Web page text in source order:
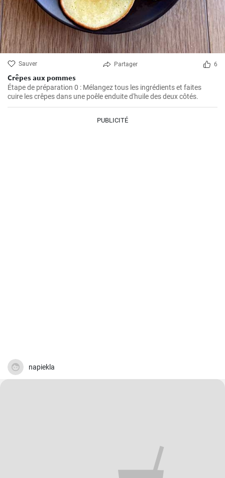
Sauver Partager 6
Crêpes aux pommes
Étape de préparation 0 : Mélangez tous les ingrédients et faites
cuire les crêpes dans une poêle enduite d'huile des deux côtés.
PUBLICITÉ
napiekla